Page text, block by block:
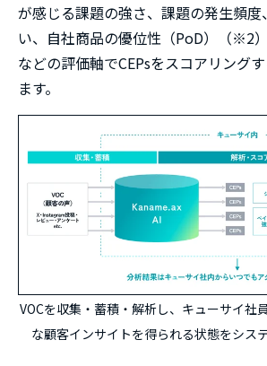
が感じる課題の強さ、課題の発生頻
い、自社商品の優位性（PoD）（※2
などの評価軸でCEPsをスコアリング
ます。
VOCを収集・蓄積・解析し、キューサイ社
な顧客インサイトを得られる状態をシス